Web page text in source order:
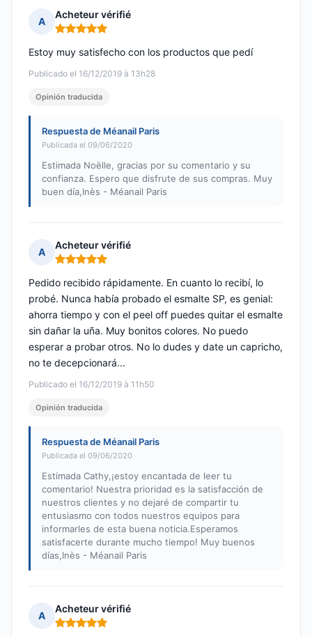
A
Acheteur vérifié
Nota: 5 de 5
Publicado el 16/12/2019 à 13h28
Estoy muy satisfecho con los productos que pedí
Opinión traducida
Respuesta de Méanail Paris
Publicada el 09/06/2020
Estimada Noëlle, gracias por su comentario y su
confianza. Espero que disfrute de sus compras. Muy
buen día,Inès - Méanail Paris
A
Acheteur vérifié
Nota: 5 de 5
Publicado el 16/12/2019 à 11h50
Pedido recibido rápidamente. En cuanto lo recibí, lo
probé. Nunca había probado el esmalte SP, es genial:
ahorra tiempo y con el peel off puedes quitar el esmalte
sin dañar la uña. Muy bonitos colores. No puedo
esperar a probar otros. No lo dudes y date un capricho,
no te decepcionará...
Opinión traducida
Respuesta de Méanail Paris
Publicada el 09/06/2020
Estimada Cathy,¡estoy encantada de leer tu
comentario! Nuestra prioridad es la satisfacción de
nuestros clientes y no dejaré de compartir tu
entusiasmo con todos nuestros equipos para
informarles de esta buena noticia.Esperamos
satisfacerte durante mucho tiempo! Muy buenos
días,Inès - Méanail Paris
A
Acheteur vérifié
Nota: 5 de 5